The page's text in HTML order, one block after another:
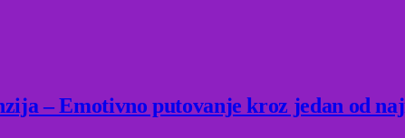
– Emotivno putovanje kroz jedan od